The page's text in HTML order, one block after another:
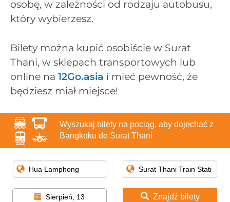
osobę, w zależności od rodzaju autobusu,
który wybierzesz.
Bilety można kupić osobiście w Surat
Thani, w sklepach transportowych lub
online na 12Go.asia i mieć pewność, że
będziesz miał miejsce!
Wyszukaj bilety na pociąg, aby dojechać z
Bangkoku do Surat Thani
Sierpień, 13 Znajdź bilety